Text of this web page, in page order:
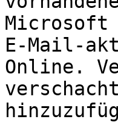
Microsoft
E-Mail-
Online.